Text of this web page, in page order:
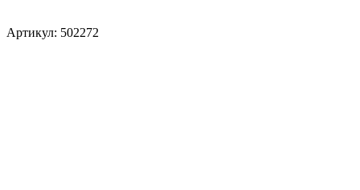
Артикул: 502272